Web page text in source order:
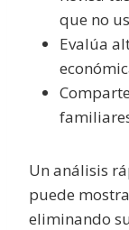
que no
Evalúa
Un análisis
puede
eliminando